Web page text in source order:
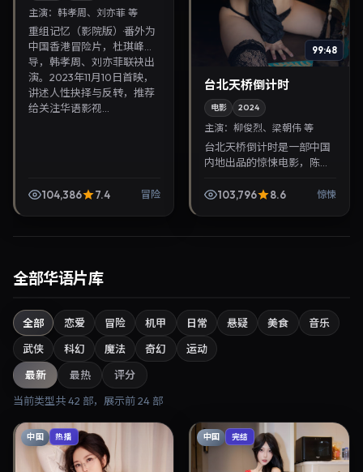
主演： 韩孝周、刘亦菲 等
重组记忆（影院版）·番外为
中国香港冒险片，杜琪峰执
导，韩孝周、刘亦菲联袂出
演。2023年11月10日首映，
讲述人性抉择与反转，推荐
给关注华语影视...
104,386 7.4 冒险
99:48
台北天桥倒计时
电影 2024
主演：柳俊烈、梁朝伟 等
台北天桥倒计时是一部中国
内地出品的惊悚电影，陈可
主演，2024年8月15日院线
103,796 8.6 惊悚
全部华语片库
全部 恋爱 冒险 机甲 日常 悬疑 美食
音乐
武侠
科幻 魔法 奇幻 运动
最新 最热 评分
当前类型共42 部，展示前24 部
中国 热播 中国 完结